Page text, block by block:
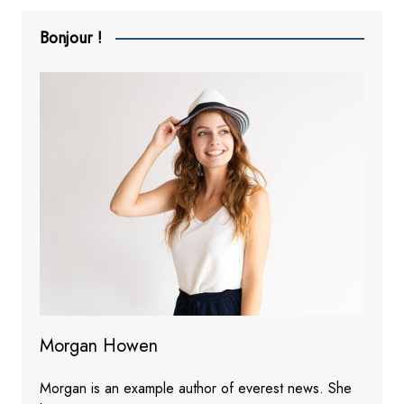
Bonjour !
Morgan Howen
Morgan is an example author of everest news. She